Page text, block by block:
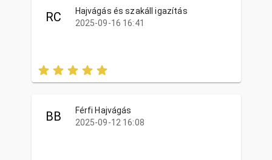
RC
Hajvágás és szakáll igazítás
2025-09-16 16:41
BB
Férfi Hajvágás
2025-09-12 16:08